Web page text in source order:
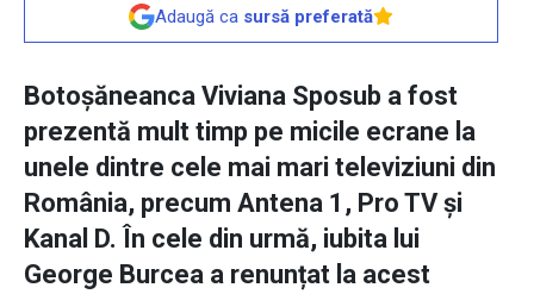
Adaugă ca sursă preferată
Botoșăneanca Viviana Sposub a fost
prezentă mult timp pe micile ecrane la
unele dintre cele mai mari televiziuni din
România, precum Antena 1, Pro TV și
Kanal D. În cele din urmă, iubita lui
George Burcea a renunțat la acest